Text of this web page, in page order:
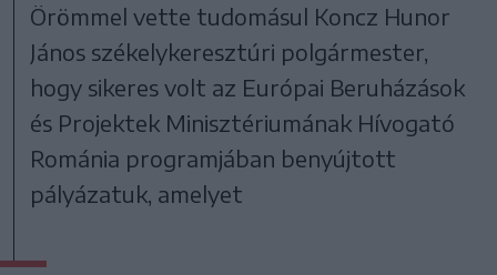
Örömmel vette tudomásul Koncz Hunor
János székelykeresztúri polgármester,
hogy sikeres volt az Európai Beruházások
és Projektek Minisztériumának Hívogató
Románia programjában benyújtott
pályázatuk, amelyet